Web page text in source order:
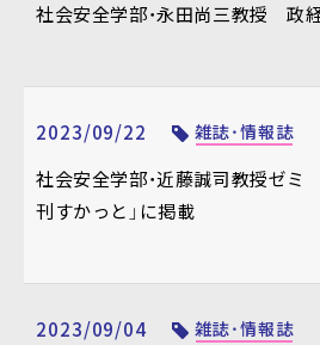
社会安全学部・永田尚三教授 政
2023/09/22 雑誌・情報誌
社会安全学部・近藤誠司教授ゼミ
刊すかっと」に掲載
2023/09/04 雑誌・情報誌